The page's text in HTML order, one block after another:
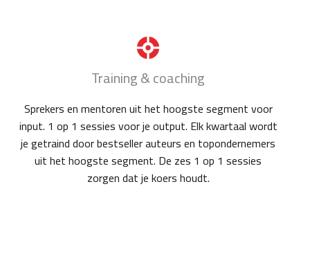
Training & coaching
Sprekers en mentoren uit het hoogste segment voor
input. 1 op 1 sessies voor je output. Elk kwartaal wordt
je getraind door bestseller auteurs en topondernemers
uit het hoogste segment. De zes 1 op 1 sessies
zorgen dat je koers houdt.